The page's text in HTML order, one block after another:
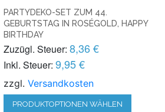
PARTYDEKO-SET ZUM 44.
GEBURTSTAG IN ROSÉGOLD, HAPPY
BIRTHDAY
Zuzügl. Steuer: 8,36 €
Inkl. Steuer: 9,95 €
zzgl.Versandkosten
PRODUKTOPTIONEN WÄHLEN